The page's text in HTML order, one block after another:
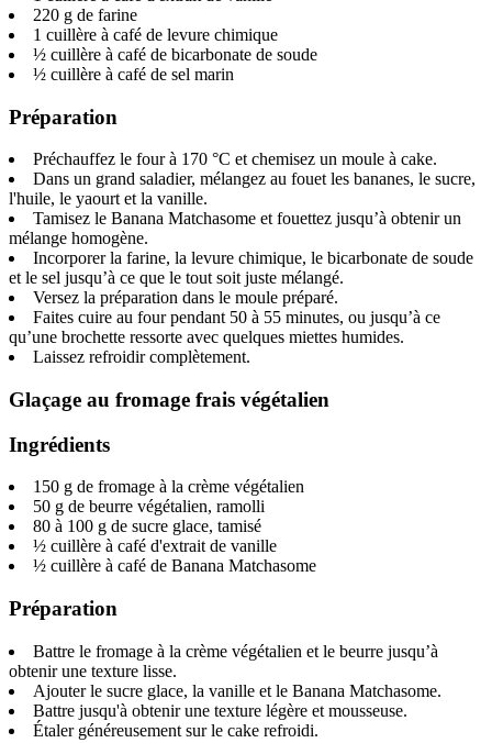
220 g de farine
1 cuillère à café de levure chimique
½ cuillère à café de bicarbonate de soude
½ cuillère à café de sel marin
Préparation
Préchauffez le four à 170 °C et chemisez un moule à cake.
Dans un grand saladier, mélangez au fouet les bananes, le sucre,
l'huile, le yaourt et la vanille.
Tamisez le Banana Matchasome et fouettez jusqu’à obtenir un
mélange homogène.
Incorporer la farine, la levure chimique, le bicarbonate de soude
et le sel jusqu’à ce que le tout soit juste mélangé.
Versez la préparation dans le moule préparé.
Faites cuire au four pendant 50 à 55 minutes, ou jusqu’à ce
qu’une brochette ressorte avec quelques miettes humides.
Laissez refroidir complètement.
Glaçage au fromage frais végétalien
Ingrédients
150 g de fromage à la crème végétalien
50 g de beurre végétalien, ramolli
80 à 100 g de sucre glace, tamisé
½ cuillère à café d'extrait de vanille
½ cuillère à café de Banana Matchasome
Préparation
Battre le fromage à la crème végétalien et le beurre jusqu’à
obtenir une texture lisse.
Ajouter le sucre glace, la vanille et le Banana Matchasome.
Battre jusqu'à obtenir une texture légère et mousseuse.
Étaler généreusement sur le cake refroidi.